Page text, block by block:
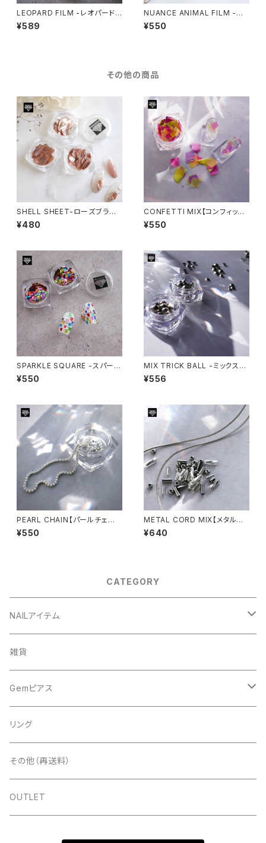
LEOPARD FILM -レオパードフ
ィルム-
¥589
NUANCE ANIMAL FILM -ニ
ュアンスアニマルフィルム-
¥550
その他の商品
SHELL SHEET-ローズブラウ
ン-
¥480
CONFETTI MIX【コンフィッテ
ィーミックス】
¥550
SPARKLE SQUARE -スパーク
ルスクエア-
¥550
MIX TRICK BALL -ミックスト
リックボール-
¥556
PEARL CHAIN【パールチェー
ン】
¥550
METAL CORD MIX【メタルコ
ードミックス】
¥640
CATEGORY
NAILアイテム
アート
ドライフラワー
シェル
ネイルツール
ライト
ディスプレイ
雑貨
Gemピアス
シェルピアス
ゴールド
シルバー
パールピアス
ゴールド
リング
その他（再送料）
OUTLET